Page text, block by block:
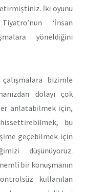
İki oyunu
‘İnsan
yöneldiğini
bizimle
dolayı çok
anlatabilmek için,
bu
geçebilmek için
düşünüyoruz.
bir konuşmanın
kullanılan